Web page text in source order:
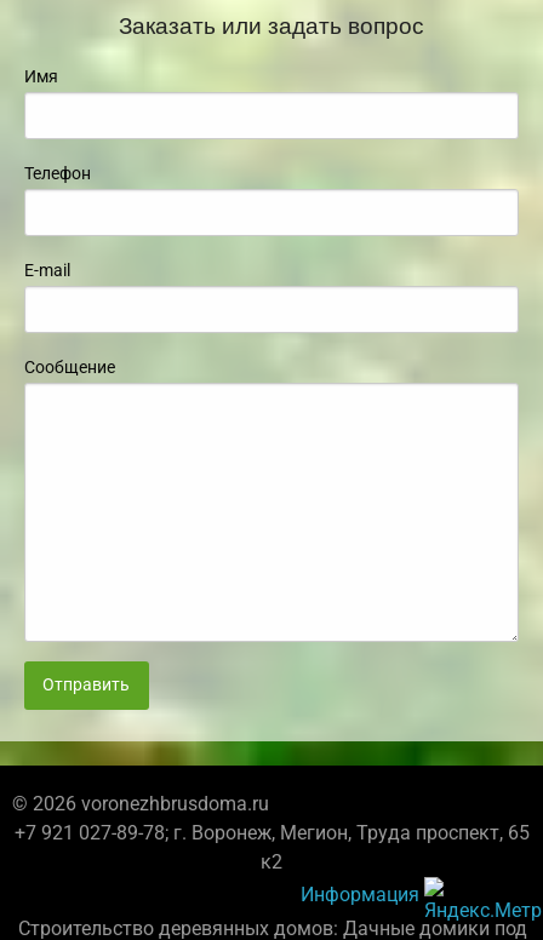
Заказать или задать вопрос
Имя
Телефон
E-mail
Сообщение
Отправить
© 2026 voronezhbrusdoma.ru
+7 921 027-89-78; г. Воронеж, Мегион, Труда проспект, 65
к2
Информация
Строительство деревянных домов: Дачные домики под